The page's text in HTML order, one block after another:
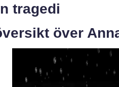
tragedi
över